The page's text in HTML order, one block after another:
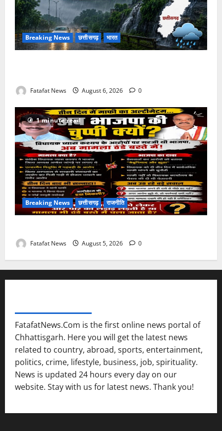
Breaking News छत्तीसगढ़ भारत
Fatafat News August 6, 2026 0
1 minute read
Breaking News छत्तीसगढ़ राजनीति
Fatafat News August 5, 2026 0
FatafatNews.Com is the first online news portal of
Chhattisgarh. Here you will get the latest news
related to country, abroad, sports, entertainment,
politics, crime, lifestyle, business, job, spirituality.
News is updated 24 hours every day on our
website. Stay with us for latest news. Thank you!